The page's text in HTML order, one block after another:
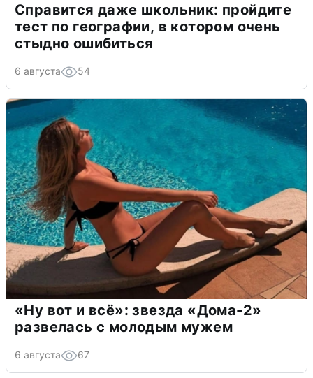
Справится даже школьник: пройдите
тест по географии, в котором очень
стыдно ошибиться
6 августа 54
«Ну вот и всё»: звезда «Дома-2»
развелась с молодым мужем
6 августа 67